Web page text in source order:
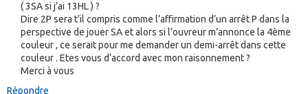
( 3SA si j’ai 13HL ) ?
Dire 2P sera t’il compris comme l’affirmation d’un arrêt P dans la
perspective de jouer SA et alors si l’ouvreur m’annonce la 4ème
couleur , ce serait pour me demander un demi-arrêt dans cette
couleur . Etes vous d’accord avec mon raisonnement ?
Merci à vous
Répondre